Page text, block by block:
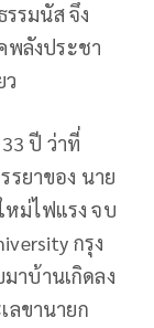
รมนัส จึง
พลังประชา
ปี ว่าที่
รยาของ นาย
ม่ไฟแรง จบ
กรุง
าบ้านเกิดลง
ลขานายก